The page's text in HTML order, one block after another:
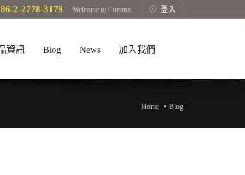
2-2778-3179 Welcome to Curamo, 登入
資訊 Blog News 加入我們
Home Blog